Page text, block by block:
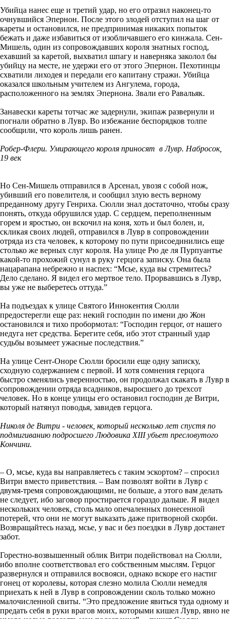
Убийца нанес еще и третий удар, но его отразил наконец-то
очнувшийся Эпернон. После этого злодей отступил на шаг от
кареты и остановился, не предпринимая никаких попыток
бежать и даже избавиться от изобличавшего его кинжала. Сен-
Мишель, один из сопровождавших короля знатных господ,
ехавший за каретой, выхватил шпагу и наверняка заколол бы
убийцу на месте, не удержи его от этого Эпернон. Пехотинцы
схватили лиходея и передали его капитану стражи. Убийца
оказался школьным учителем из Ангулема, города,
расположенного на землях Эпернона. Звали его Равальяк.
Занавески кареты тотчас же задернули, экипаж развернули и
погнали обратно в Лувр. Во избежание беспорядков толпе
сообщили, что король лишь ранен.
Робер-Флери. Умирающего короля приносят в Лувр. Набросок,
19 век
Но Сен-Мишель отправился в Арсенал, увозя с собой нож,
убивший его повелителя, и сообщил злую весть верному
преданному другу Генриха. Сюлли знал достаточно, чтобы сразу
понять, откуда обрушился удар. С сердцем, переполненным
горем и яростью, он вскочил на коня, хоть и был болен, и,
скликая своих людей, отправился в Лувр в сопровождении
отряда из ста человек, к которому по пути присоединились еще
столько же верных слуг короля. На улице Рю де ля Пурпуантье
какой-то прохожий сунул в руку герцога записку. Она была
нацарапана небрежно и наспех: “Мсье, куда вы стремитесь?
Дело сделано. Я видел его мертвое тело. Прорвавшись в Лувр,
вы уже не выберетесь оттуда.”
На подъездах к улице Святого Иннокентия Сюлли
предостерегли еще раз: некий господин по имени дю Жон
остановился и тихо пробормотал: “Господин герцог, от нашего
недуга нет средства. Берегите себя, ибо этот странный удар
судьбы возымеет ужасные последствия.”
На улице Сент-Оноре Сюлли бросили еще одну записку,
сходную содержанием с первой. И хотя сомнения герцога
быстро сменялись уверенностью, он продолжал скакать в Лувр в
сопровождении отряда всадников, выросшего до трехсот
человек. Но в конце улицы его остановил господин де Витри,
который натянул поводья, завидев герцога.
Николя де Витри - человек, который несколько лет спустя по
подмигиванию подросшего Людовика XIII убьет пресловутого
Кончини.
– О, мсье, куда вы направляетесь с таким эскортом? – спросил
Витри вместо приветствия. – Вам позволят войти в Лувр с
двумя-тремя сопровождающими, не больше, а этого вам делать
не следует, ибо заговор простирается гораздо дальше. Я видел
нескольких человек, столь мало опечаленных понесенной
потерей, что они не могут выказать даже притворной скорби.
Возвращайтесь назад, мсье, у вас и без поездки в Лувр достанет
забот.
Горестно-возвышенный облик Витри подействовал на Сюлли,
ибо вполне соответствовал его собственным мыслям. Герцог
развернулся и отправился восвояси, однако вскоре его настиг
гонец от королевы, которая слезно молила Сюлли немедля
приехать к ней в Лувр в сопровождении сколь только можно
малочисленной свиты. “Это предложение явиться туда одному и
предать себя в руки врагов моих, которыми кишел Лувр, явно не